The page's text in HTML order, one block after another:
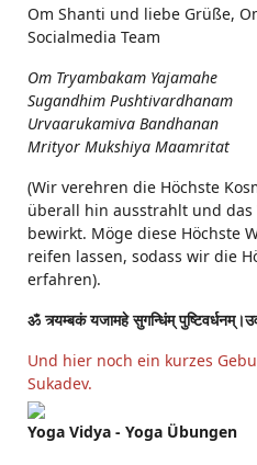
Om Shanti und liebe Grüße,
Socialmedia Team
Om Tryambakam Yajamahe
Sugandhim Pushtivardhanam
Urvaarukamiva Bandhanan
Mrityor Mukshiya Maamritat
(Wir verehren die Höchste
überall hin ausstrahlt und das
bewirkt. Möge diese Höchste
reifen lassen, sodass wir die
erfahren).
ॐ त्र्यम्बकं यजामहे सुगन्धिंम्
Und hier noch ein kurzes
Sukadev.
Yoga Vidya - Yoga Übungen